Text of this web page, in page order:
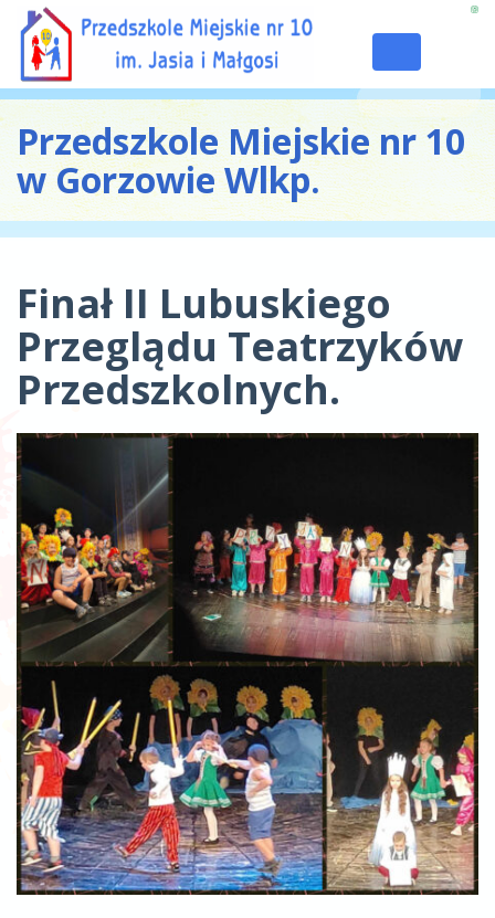
navigation
Przedszkole Miejskie nr 10
w Gorzowie Wlkp.
Finał II Lubuskiego
Przeglądu Teatrzyków
Przedszkolnych.